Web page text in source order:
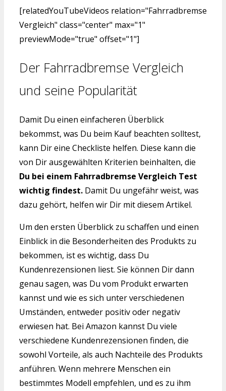
[relatedYouTubeVideos relation="Fahrradbremse
Vergleich" class="center" max="1"
previewMode="true" offset="1"]
Der Fahrradbremse Vergleich
und seine Popularität
Damit Du einen einfacheren Überblick
bekommst, was Du beim Kauf beachten solltest,
kann Dir eine Checkliste helfen. Diese kann die
von Dir ausgewählten Kriterien beinhalten, die
Du bei einem Fahrradbremse Vergleich Test
wichtig findest. Damit Du ungefähr weist, was
dazu gehört, helfen wir Dir mit diesem Artikel.
Um den ersten Überblick zu schaffen und einen
Einblick in die Besonderheiten des Produkts zu
bekommen, ist es wichtig, dass Du
Kundenrezensionen liest. Sie können Dir dann
genau sagen, was Du vom Produkt erwarten
kannst und wie es sich unter verschiedenen
Umständen, entweder positiv oder negativ
erwiesen hat. Bei Amazon kannst Du viele
verschiedene Kundenrezensionen finden, die
sowohl Vorteile, als auch Nachteile des Produkts
anführen. Wenn mehrere Menschen ein
bestimmtes Modell empfehlen, und es zu ihm